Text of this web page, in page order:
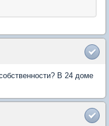
В 24 доме